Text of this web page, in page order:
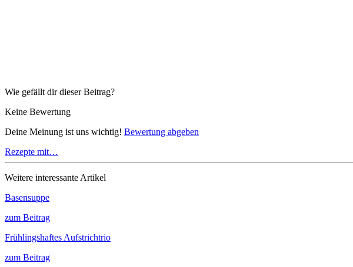
Wie gefällt dir dieser Beitrag?
Keine Bewertung
Deine Meinung ist uns wichtig! Bewertung abgeben
Rezepte mit…
Weitere interessante Artikel
Basensuppe
zum Beitrag
Frühlingshaftes Aufstrichtrio
zum Beitrag